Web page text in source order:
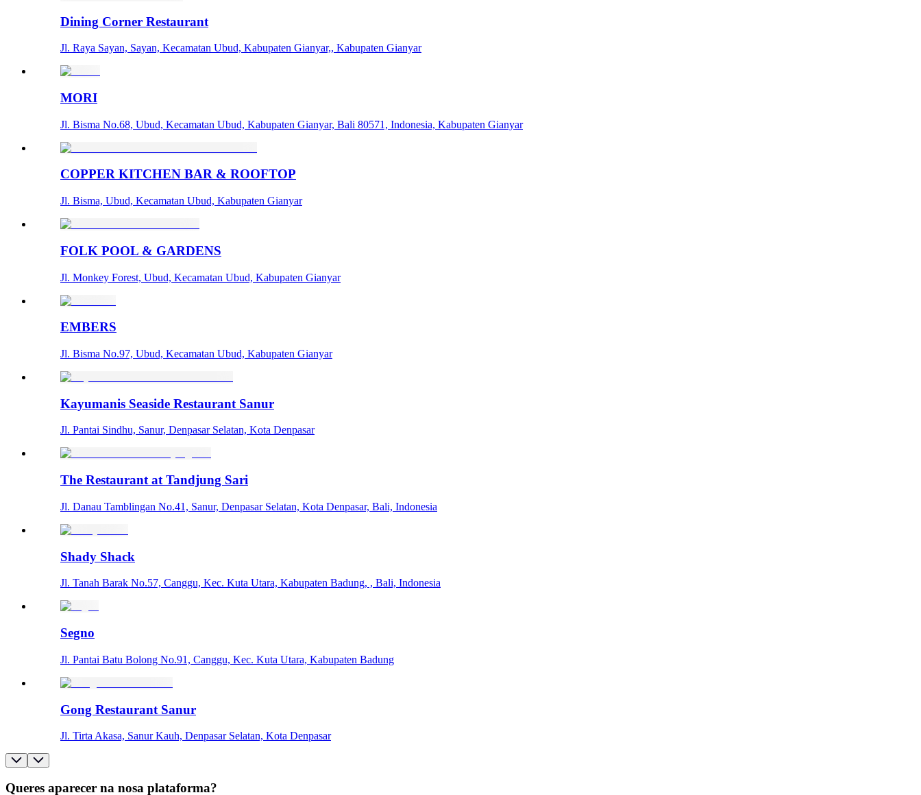
Dining Corner Restaurant
Jl. Raya Sayan, Sayan, Kecamatan Ubud, Kabupaten Gianyar,, Kabupaten Gianyar
MORI
Jl. Bisma No.68, Ubud, Kecamatan Ubud, Kabupaten Gianyar, Bali 80571, Indonesia, Kabupaten Gianyar
COPPER KITCHEN BAR & ROOFTOP
Jl. Bisma, Ubud, Kecamatan Ubud, Kabupaten Gianyar
FOLK POOL & GARDENS
Jl. Monkey Forest, Ubud, Kecamatan Ubud, Kabupaten Gianyar
EMBERS
Jl. Bisma No.97, Ubud, Kecamatan Ubud, Kabupaten Gianyar
Kayumanis Seaside Restaurant Sanur
Jl. Pantai Sindhu, Sanur, Denpasar Selatan, Kota Denpasar
The Restaurant at Tandjung Sari
Jl. Danau Tamblingan No.41, Sanur, Denpasar Selatan, Kota Denpasar, Bali, Indonesia
Shady Shack
Jl. Tanah Barak No.57, Canggu, Kec. Kuta Utara, Kabupaten Badung, , Bali, Indonesia
Segno
Jl. Pantai Batu Bolong No.91, Canggu, Kec. Kuta Utara, Kabupaten Badung
Gong Restaurant Sanur
Jl. Tirta Akasa, Sanur Kauh, Denpasar Selatan, Kota Denpasar
Queres aparecer na nosa plataforma?